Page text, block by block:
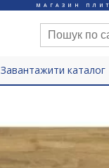
МАГАЗИН
Завантажити каталог